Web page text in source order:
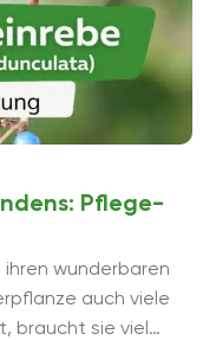
Pflege-
wunderbaren
auch viele
braucht sie viel